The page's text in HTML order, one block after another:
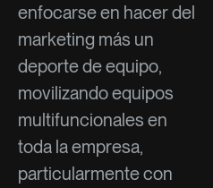
enfocarse en hacer del
marketing más un
deporte de equipo,
movilizando equipos
multifuncionales en
toda la empresa,
particularmente con